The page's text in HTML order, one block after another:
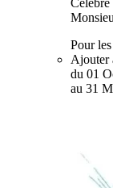
Célèbre
Pour
Ajouter
du 01
au 31